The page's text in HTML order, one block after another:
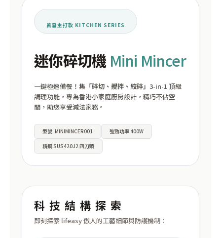
首發主打款 KITCHEN SERIES
迷你碎切機 Mini Mincer
一鍵極速備餐！集 「碎切、攪拌、絞碎」 3-in-1 頂級
調理功能，專為香港小家庭廚房設計，精巧不佔空
間，助您享受減法家務。
型號: MINIMINCER001
強勁功率 400W
精鋼 SUS420J2 四刀頭
科技結構探索
即刻探索 lifeasy 傲人的工藝細節與防護機制：